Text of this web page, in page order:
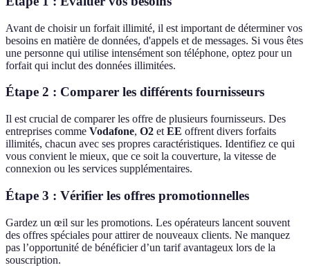
Avant de choisir un forfait illimité, il est important de déterminer vos
besoins en matière de données, d'appels et de messages. Si vous êtes
une personne qui utilise intensément son téléphone, optez pour un
forfait qui inclut des données illimitées.
Étape 2 : Comparer les différents fournisseurs
Il est crucial de comparer les offre de plusieurs fournisseurs. Des
entreprises comme Vodafone, O2 et EE offrent divers forfaits
illimités, chacun avec ses propres caractéristiques. Identifiez ce qui
vous convient le mieux, que ce soit la couverture, la vitesse de
connexion ou les services supplémentaires.
Étape 3 : Vérifier les offres promotionnelles
Gardez un œil sur les promotions. Les opérateurs lancent souvent
des offres spéciales pour attirer de nouveaux clients. Ne manquez
pas l’opportunité de bénéficier d’un tarif avantageux lors de la
souscription.